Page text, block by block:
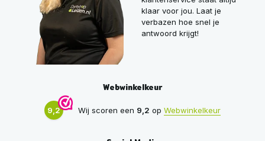
klaar voor jou. Laat je
verbazen hoe snel je
antwoord krijgt!
Webwinkelkeur
9,2 Wij scoren een 9,2 op Webwinkelkeur